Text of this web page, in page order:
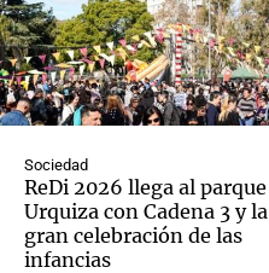
Sociedad
ReDi 2026 llega al parque
Urquiza con Cadena 3 y la
gran celebración de las
infancias
Notas